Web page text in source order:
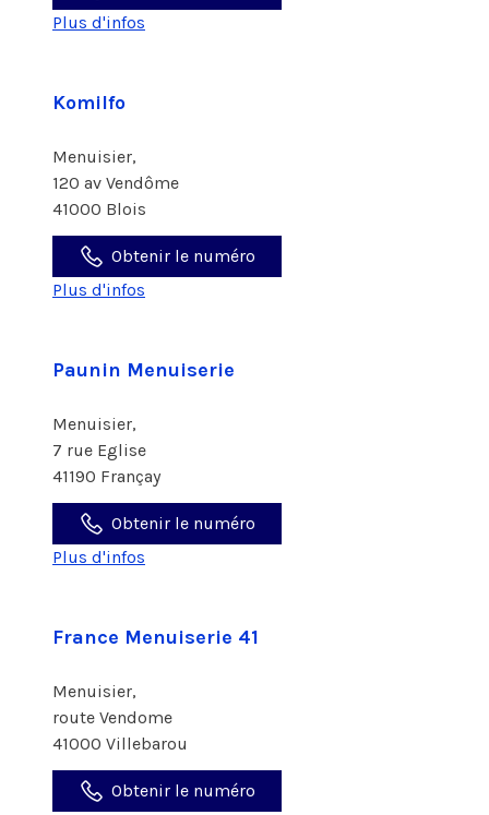
Plus d'infos
Komilfo
Menuisier,
120 av Vendôme
41000 Blois
Obtenir le numéro
Plus d'infos
Paunin Menuiserie
Menuisier,
7 rue Eglise
41190 Françay
Obtenir le numéro
Plus d'infos
France Menuiserie 41
Menuisier,
route Vendome
41000 Villebarou
Obtenir le numéro